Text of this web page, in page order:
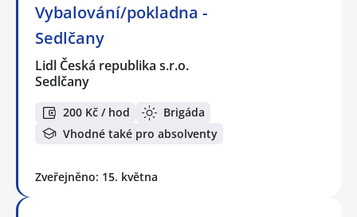
Vybalování/pokladna -
Sedlčany
Lidl Česká republika s.r.o.
Sedlčany
200 Kč / hod
Brigáda
Vhodné také pro absolventy
Zveřejněno: 15. května